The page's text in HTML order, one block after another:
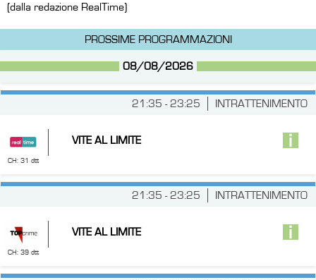
(dalla redazione RealTime)
PROSSIME PROGRAMMAZIONI
08/08/2026
INTRATTENIMENTO
21:35 - 23:25
CH: 31 dtt
VITE AL LIMITE
INTRATTENIMENTO
21:35 - 23:25
CH: 39 dtt
VITE AL LIMITE